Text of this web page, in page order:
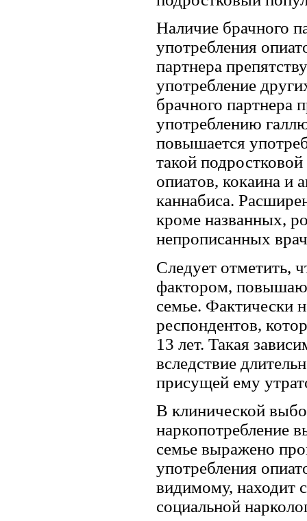
Наличие брачного
употребления
партнера
употребление
брачного партнера
употреблению
повышается
такой
опиатов, кокаина и
каннабиса.
кроме названных,
непрописанных
Следует отметить,
фактором,
семье. Фактически
респондентов,
13 лет. Такая
вследствие
присущей ему
В клинической
наркопотребление
семье выражено
употребления
видимому, находит
социальной